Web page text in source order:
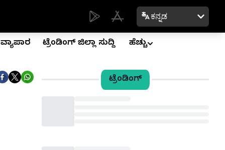
ಕನ್ನಡ
ವ್ಯಾಪಾರ ಟ್ರೆಂಡಿಂಗ್ ಜಿಲ್ಲಾ ಸುದ್ದಿ ಹೆಚ್ಚು
ಟ್ರೆಂಡಿಂಗ್